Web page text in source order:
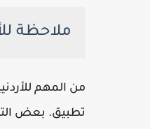
ملاحظة
من المهم
تطبيق. بعض